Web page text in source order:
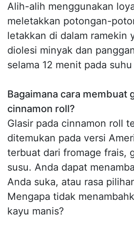
Alih-alih menggunakan
meletakkan potongan-
letakkan di dalam ramekin
diolesi minyak dan
selama 12 menit pada suhu
Bagaimana cara membuat
cinnamon roll?
Glasir pada cinnamon roll
ditemukan pada versi
terbuat dari fromage frais,
susu. Anda dapat
Anda suka, atau rasa
Mengapa tidak
kayu manis?